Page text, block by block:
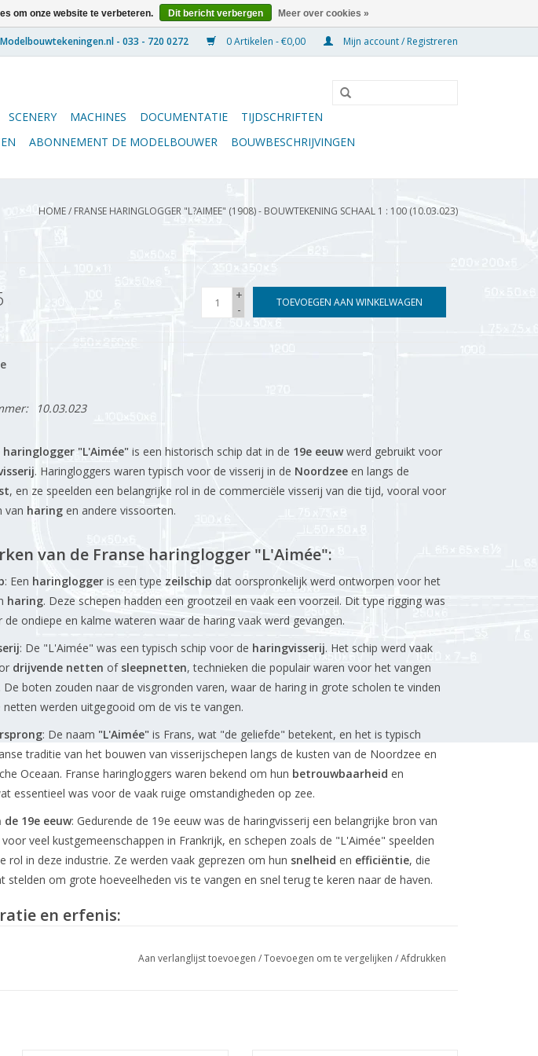
0 Artikelen - €0,00 Mijn account / Registreren
SCENERY MACHINES DOCUMENTATIE
TIJDSCHRIFTEN
ABONNEMENT DE MODELBOUWER BOUWBESCHRIJVINGEN
HOME/ FRANSE HARINGLOGGER "L?AIMEE" (1908) - BOUWTEKENING SCHAAL 1 : 100 (10.03.023)
+
-
TOEVOEGEN AAN WINKELWAGEN
10.03.023
haringlogger "L'Aimée"is een historisch schip dat in de 19e eeuwwerd gebruikt voor
. Haringloggers waren typisch voor de visserij in de Noordzeeen langs de
, en ze speelden een belangrijke rol in de commerciële visserij van die tijd, vooral voor
van haringen andere vissoorten.
van de Franse haringlogger "L'Aimée":
: Een haringloggeris een type zeilschip dat oorspronkelijk werd ontworpen voor het
haring. Deze schepen hadden een grootzeil en vaak een voorzeil. Dit type rigging was
de ondiepe en kalme wateren waar de haring vaak werd gevangen.
: De "L'Aimée" was een typisch schip voor de haringvisserij. Het schip werd vaak
drijvende netten of sleepnetten, technieken die populair waren voor het vangen
De boten zouden naar de visgronden varen, waar de haring in grote scholen te vinden
netten werden uitgegooid om de vis te vangen.
: De naam "L'Aimée"is Frans, wat "de geliefde" betekent, en het is typisch
traditie van het bouwen van visserijschepen langs de kusten van de Noordzee en
Oceaan. Franse haringloggers waren bekend om hun betrouwbaarheid en
essentieel was voor de vaak ruige omstandigheden op zee.
19e eeuw: Gedurende de 19e eeuw was de haringvisserij een belangrijke bron van
veel kustgemeenschappen in Frankrijk, en schepen zoals de "L'Aimée" speelden
rol in deze industrie. Ze werden vaak geprezen om hun snelheid en efficiëntie, die
stelden om grote hoeveelheden vis te vangen en snel terug te keren naar de haven.
en erfenis:
zijn bewaard gebleven inmaritieme museaof historische havens. De "L'Aimée"
Aan verlanglijst toevoegen /Toevoegen om te vergelijken /Afdrukken
om onze website te verbeteren. Dit bericht verbergen Meer over cookies »